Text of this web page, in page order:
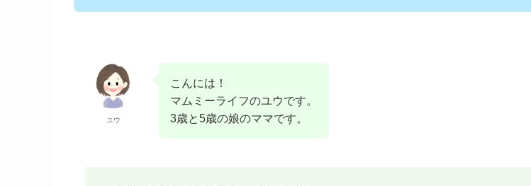
ユウ
こんには！
マムミーライフのユウです。
3歳と5歳の娘のママです。